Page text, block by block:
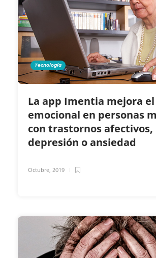
Tecnología
La app Imentia mejora
emocional en personas
con trastornos afectivos,
depresión o ansiedad
Octubre, 2019